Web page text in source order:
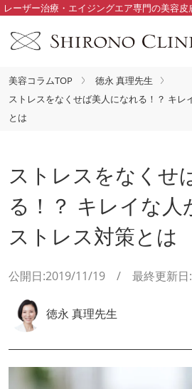
レーザー治療・エイジングエア専門の美容
美容コラムTOP
徳永 真理先生
ストレスをなくせば美人になれる！？ キレ
とは
ストレスをなくせ
る！？ キレイな人
ストレス対策とは
公開日:2019/11/19 / 最終更新日
徳永 真理先生